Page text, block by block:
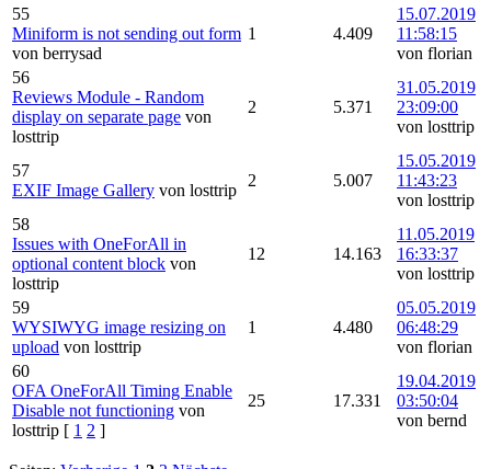
55
Miniform is not sending out form
von berrysad
1 4.409
15.07.2019
11:58:15
von florian
56
Reviews Module - Random
display on separate page von
losttrip
2 5.371
31.05.2019
23:09:00
von losttrip
57
EXIF Image Gallery von losttrip
2 5.007
15.05.2019
11:43:23
von losttrip
58
Issues with OneForAll in
optional content block von
losttrip
12 14.163
11.05.2019
16:33:37
von losttrip
59
WYSIWYG image resizing on
upload von losttrip
1 4.480
05.05.2019
06:48:29
von florian
60
OFA OneForAll Timing Enable
Disable not functioning von
losttrip [ 1 2 ]
25 17.331
19.04.2019
03:50:04
von bernd